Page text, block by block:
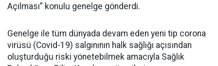
Açılması” konulu genelge gönderdi.
Genelge ile tüm dünyada devam eden yeni tip corona
virüsü (Covid-19) salgınının halk sağlığı açısından
oluşturduğu riski yönetebilmek amacıyla Sağlık